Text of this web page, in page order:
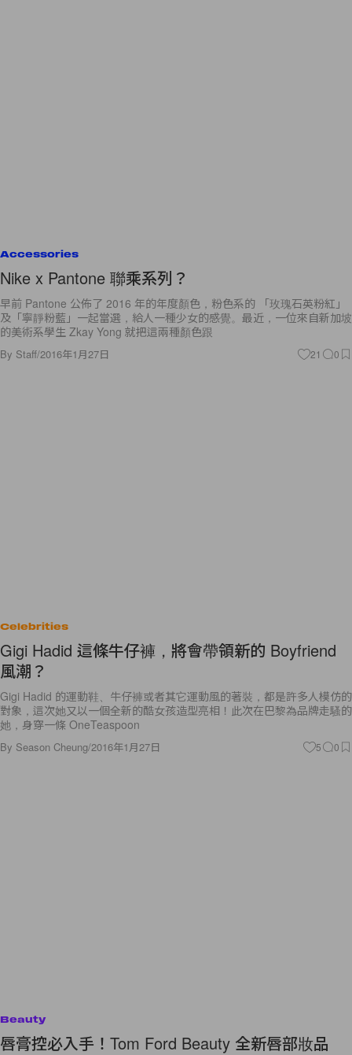
Accessories
Nike x Pantone 聯乘系列？
早前 Pantone 公佈了 2016 年的年度顏色，粉色系的 「玫瑰石英粉紅」
及「寧靜粉藍」一起當選，給人一種少女的感覺。最近，一位來自新加坡
的美術系學生 Zkay Yong 就把這兩種顏色跟
By Staff/2016年1月27日 21 0
Celebrities
Gigi Hadid 這條牛仔褲，將會帶領新的 Boyfriend
風潮？
Gigi Hadid 的運動鞋、牛仔褲或者其它運動風的著裝，都是許多人模仿的
對象，這次她又以一個全新的酷女孩造型亮相！此次在巴黎為品牌走騷的
她，身穿一條 OneTeaspoon
By Season Cheung/2016年1月27日 5 0
Beauty
唇膏控必入手！Tom Ford Beauty 全新唇部妝品